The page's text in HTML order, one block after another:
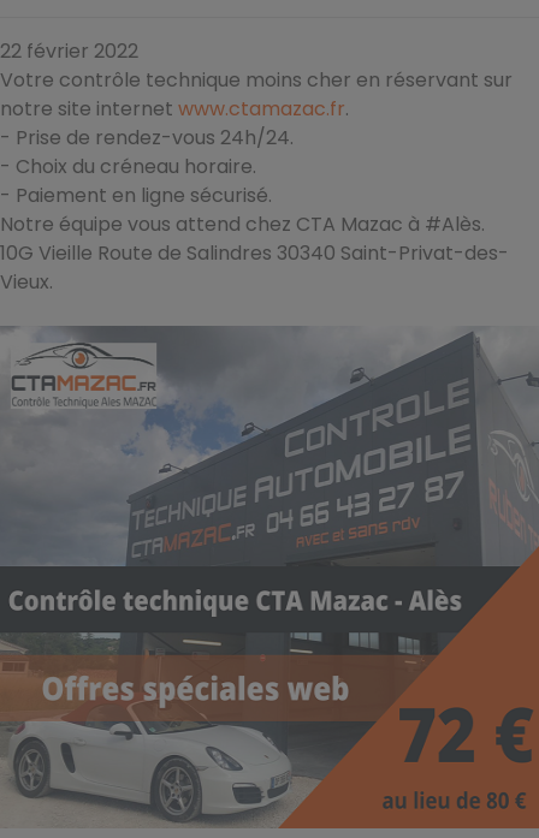
22 février 2022
Votre contrôle technique moins cher en réservant sur
notre site internet www.ctamazac.fr.
- Prise de rendez-vous 24h/24.
- Choix du créneau horaire.
- Paiement en ligne sécurisé.
Notre équipe vous attend chez CTA Mazac à #Alès.
10G Vieille Route de Salindres 30340 Saint-Privat-des-
Vieux.